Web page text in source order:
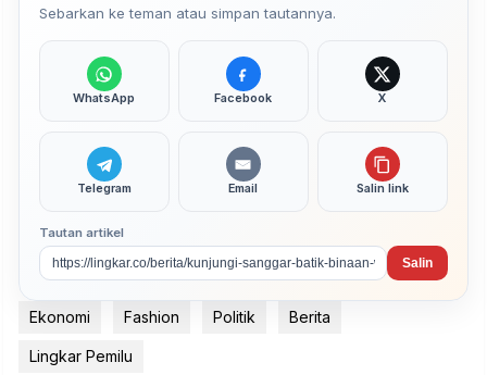
Sebarkan ke teman atau simpan tautannya.
WhatsApp Facebook X
Telegram Email Salin link
Tautan artikel
Salin
Ekonomi Fashion Politik Berita
Lingkar Pemilu